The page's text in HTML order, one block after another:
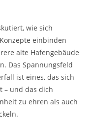
wie sich
einbinden
alte Hafengebäude
Das Spannungsfeld
ist eines, das sich
– und das dich
zu ehren als auch